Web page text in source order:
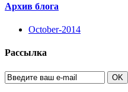
Архив блога
October-2014
Рассылка
OK